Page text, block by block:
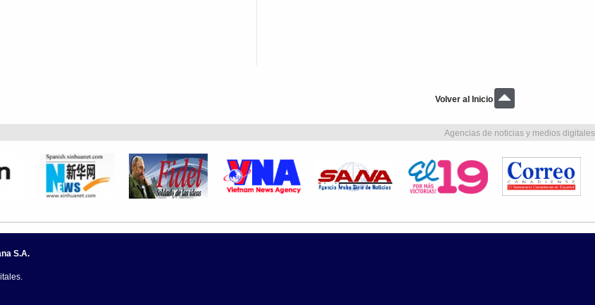
Volver al Inicio
Agencias de noticias y medios digitales
S.A.